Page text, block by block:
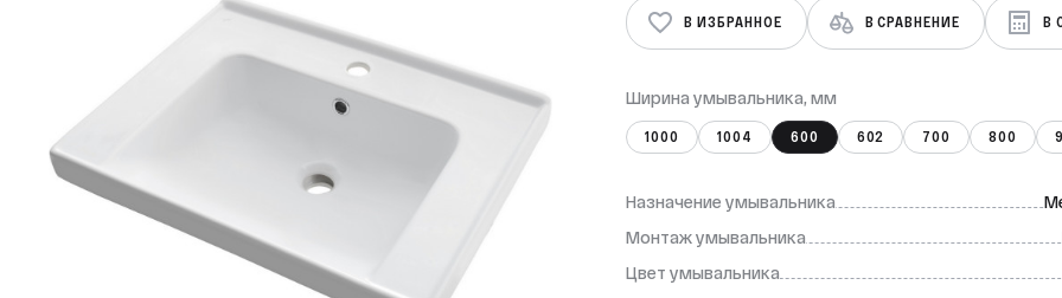
В ИЗБРАННОЕ В СРАВНЕНИЕ В
Ширина умывальника, мм
1000 1004 600 602 700 800
Назначение умывальника
Монтаж умывальника
Цвет умывальника